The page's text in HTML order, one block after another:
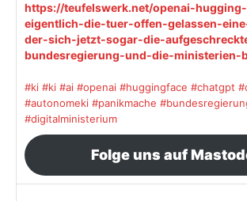
https://teufelswerk.net/openai-
eigentlich-die-tuer-offen-gelassen-
der-sich-jetzt-sogar-die-
bundesregierung-und-die-ministerien-
#ki #ki #ai #openai #huggingface #chatgpt
#autonomeki #panikmache
#digitalministerium
Folge uns auf